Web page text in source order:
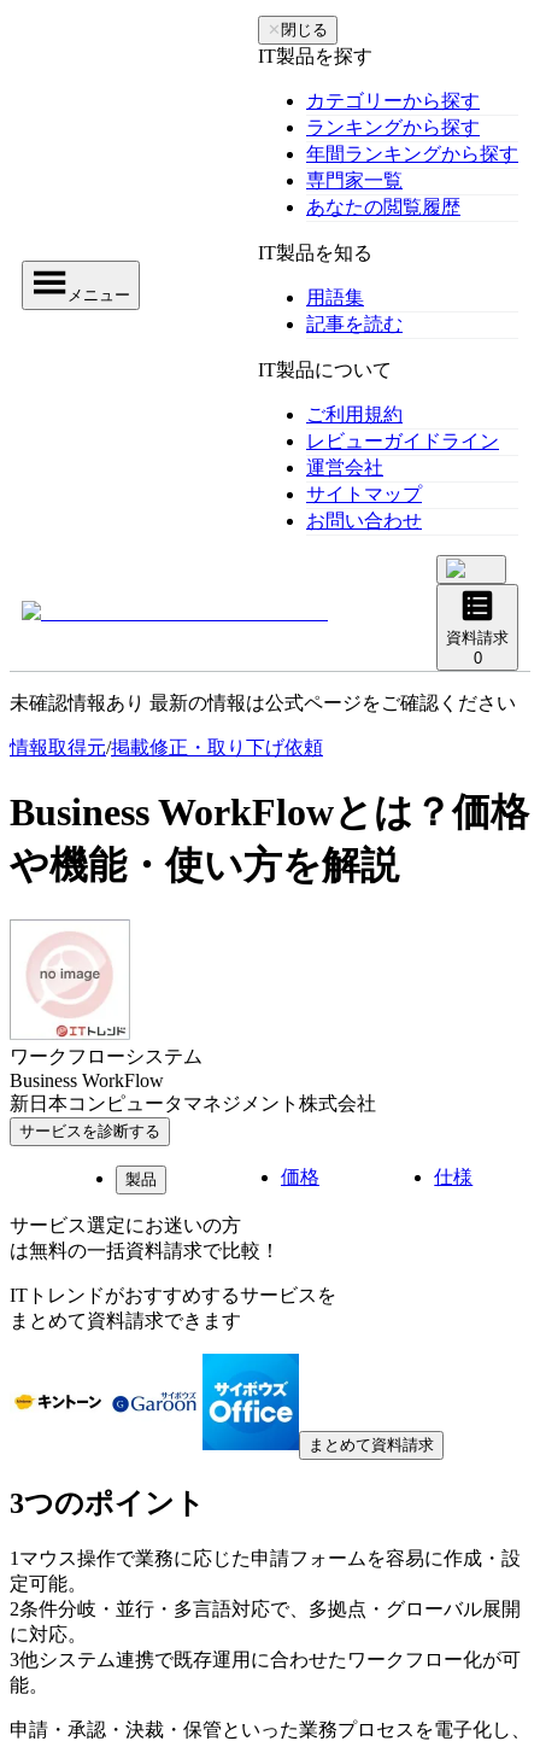
メニュー
✕ 閉じる
IT製品を探す
カテゴリーから探す
ランキングから探す
年間ランキングから探す
専門家一覧
あなたの閲覧履歴
IT製品を知る
用語集
記事を読む
IT製品について
ご利用規約
レビューガイドライン
運営会社
サイトマップ
お問い合わせ
資料請求
0
未確認情報あり 最新の情報は公式ページをご確認ください
情報取得元/掲載修正・取り下げ依頼
Business WorkFlowとは？価格
や機能・使い方を解説
ワークフローシステム
Business WorkFlow
新日本コンピュータマネジメント株式会社
サービスを診断する
製品 価格 仕様
サービス選定にお迷いの方
は無料の一括資料請求で比較！
ITトレンドがおすすめするサービスを
まとめて資料請求できます
まとめて資料請求
3つのポイント
1 マウス操作で業務に応じた申請フォームを容易に作成・設
定可能。
2条件分岐・並行・多言語対応で、多拠点・グローバル展開
に対応。
3他システム連携で既存運用に合わせたワークフロー化が可
能。
申請・承認・決裁・保管といった業務プロセスを電子化し、